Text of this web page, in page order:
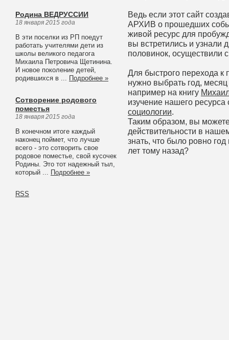
Ведь если этот сайт
АРХИВ о прошедших
живой ресурс для
вы встретились и узнали
половинок, осуществили
Для быстрого перехода
нужно выбрать год,
например на книгу
изучение нашего
социологии.
Таким образом, вы
действительности в
знать, что было ровно
лет тому назад?
Родина ВЕДРУССИИ
18 января 2015 года
В эти поселки из РП поедут
работать учителями дети из
школы великого педагога
Михаила Петровича Щетинина.
И новое поколение детей,
родившихся в ... Подробнее »
Сотворение родового
поместья
18 января 2015 года
В конечном итоге каждый
наконец поймет, что лучше
всего - это сотворить свое
родовое поместье, свой кусочек
Родины. Это тот надежный тыл,
который ... Подробнее »
RSS